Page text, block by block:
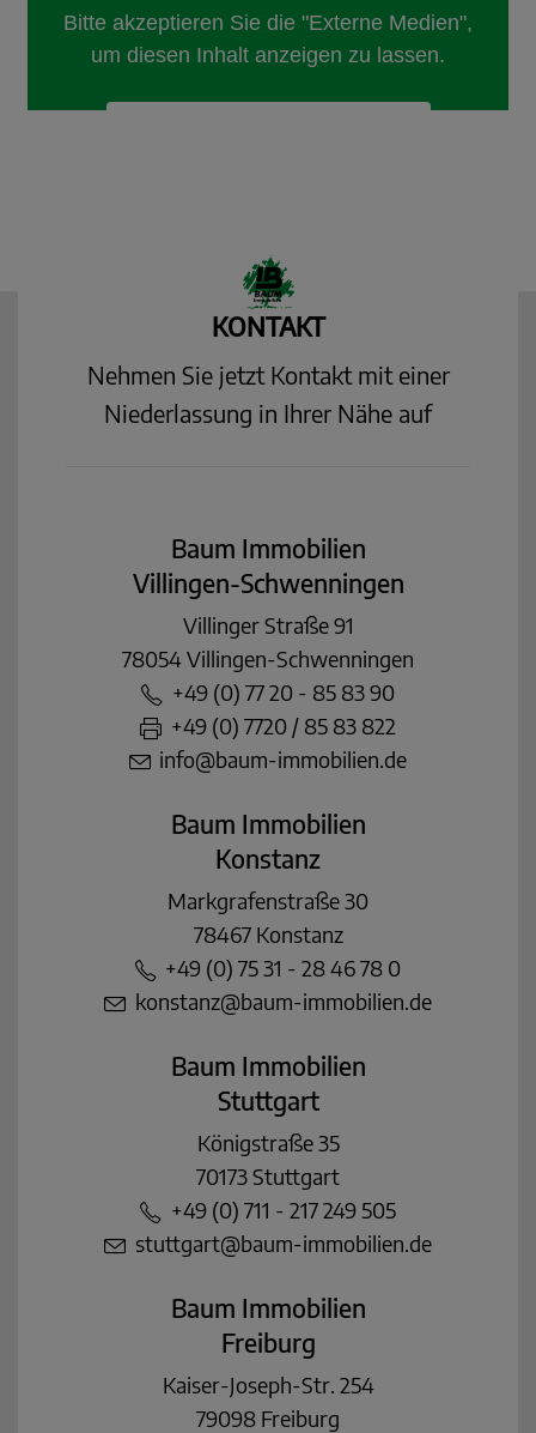
KONTAKT
Nehmen Sie jetzt Kontakt mit einer
Niederlassung in Ihrer Nähe auf
Baum Immobilien
Villingen-Schwenningen
Villinger Straße 91
78054 Villingen-Schwenningen
+49 (0) 77 20 - 85 83 90
+49 (0) 7720 / 85 83 822
info@baum-immobilien.de
Baum Immobilien
Konstanz
Markgrafenstraße 30
78467 Konstanz
+49 (0) 75 31 - 28 46 78 0
konstanz@baum-immobilien.de
Baum Immobilien
Stuttgart
Königstraße 35
70173 Stuttgart
+49 (0) 711 - 217 249 505
stuttgart@baum-immobilien.de
Baum Immobilien
Freiburg
Kaiser-Joseph-Str. 254
79098 Freiburg